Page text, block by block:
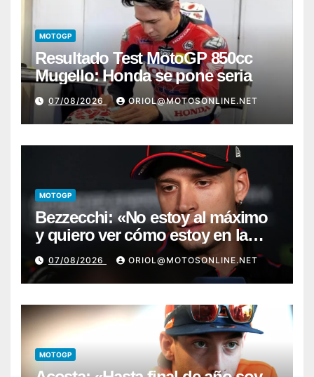
MOTOGP
Resultado Test MotoGP 850cc
Mugello: Honda se pone seria
07/08/2026 ORIOL@MOTOSONLINE.NET
MOTOGP
Bezzecchi: «No estoy al máximo
y quiero ver cómo estoy en la
moto; desde Aragón será una
guerra»
07/08/2026 ORIOL@MOTOSONLINE.NET
MOTOGP